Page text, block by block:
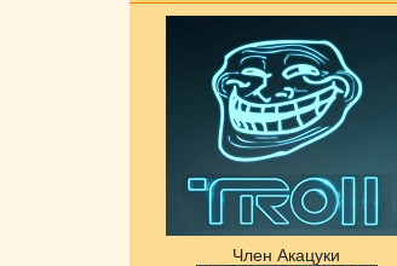
Член Акацуки